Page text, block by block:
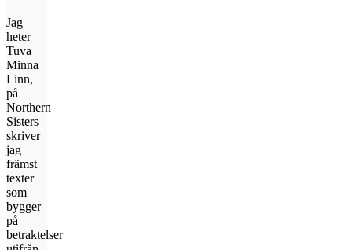
Jag
heter
Tuva
Minna
Linn,
på
Northern
Sisters
skriver
jag
främst
texter
som
bygger
på
betraktelser